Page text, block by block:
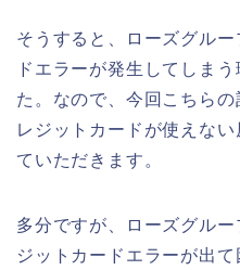
そうすると、ローズグル
ドエラーが発生してしま
た。なので、今回こちら
レジットカードが使えな
ていただきます。
多分ですが、ローズグル
ジットカードエラーが出